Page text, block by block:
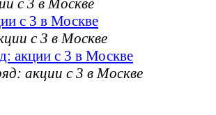
с 3 в Москве
акции с 3 в Москве